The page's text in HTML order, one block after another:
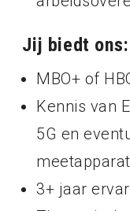
Jij biedt ons:
MBO+ of
Kennis van
5G en
3+ jaar